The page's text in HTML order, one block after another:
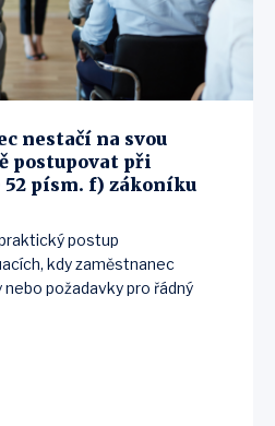
nestačí na svou
postupovat při
písm. f) zákoníku
postup
kdy zaměstnanec
požadavky pro řádný